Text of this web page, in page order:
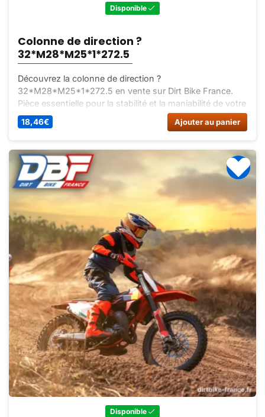
Disponible
Colonne de direction ?
32*M28*M25*1*272.5
Découvrez la colonne de direction ?
32*M28*M25*1*272.5 en vente sur Dirt Bike France.
Pièce essentielle pour la stabilité et la maniabilité de votre
véhicule. Commandez-la dès maintenant !
18,46€ Ajouter au panier
Disponible